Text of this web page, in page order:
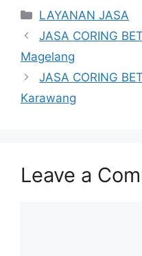
Categories
LAYANAN JASA
JASA CORING
Magelang
JASA CORING
Karawang
Leave a